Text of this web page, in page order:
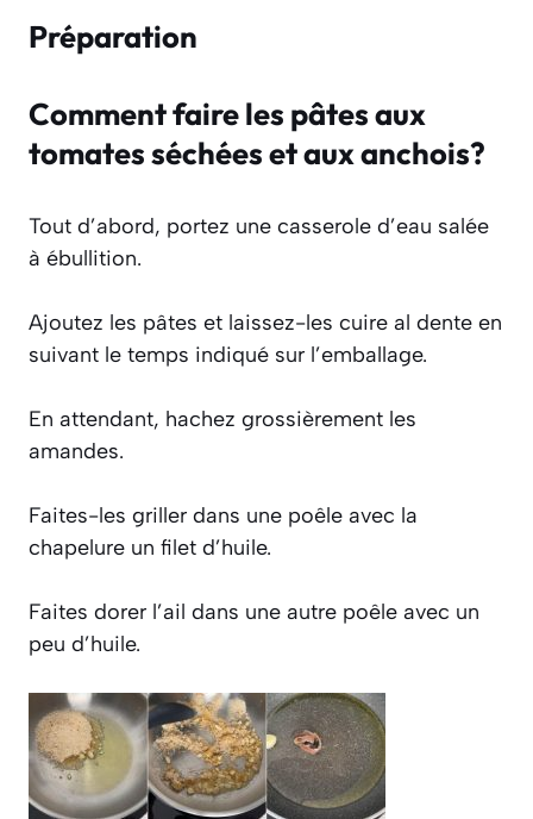
Préparation
Comment faire les pâtes aux
tomates séchées et aux anchois?
Tout d’abord, portez une casserole d’eau salée
à ébullition.
Ajoutez les pâtes et laissez-les cuire al dente en
suivant le temps indiqué sur l’emballage.
En attendant, hachez grossièrement les
amandes.
Faites-les griller dans une poêle avec la
chapelure un filet d’huile.
Faites dorer l’ail dans une autre poêle avec un
peu d’huile.